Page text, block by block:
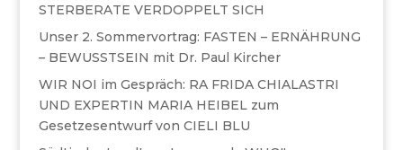
STERBERATE VERDOPPELT SICH
Unser 2. Sommervortrag: FASTEN – ERNÄHRUNG
– BEWUSSTSEIN mit Dr. Paul Kircher
WIR NOI im Gespräch: RA FRIDA CHIALASTRI
UND EXPERTIN MARIA HEIBEL zum
Gesetzesentwurf von CIELI BLU